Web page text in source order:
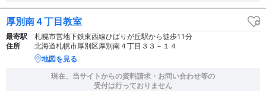
厚別南４丁目教室
最寄駅 札幌市営地下鉄東西線ひばりが丘駅から徒歩11分
住所 北海道札幌市厚別区厚別南４丁目３３－１４
地図を見る
現在、当サイトからの資料請求・お問い合わせ等の
受付は行っておりません